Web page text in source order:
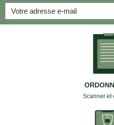
Scanner et